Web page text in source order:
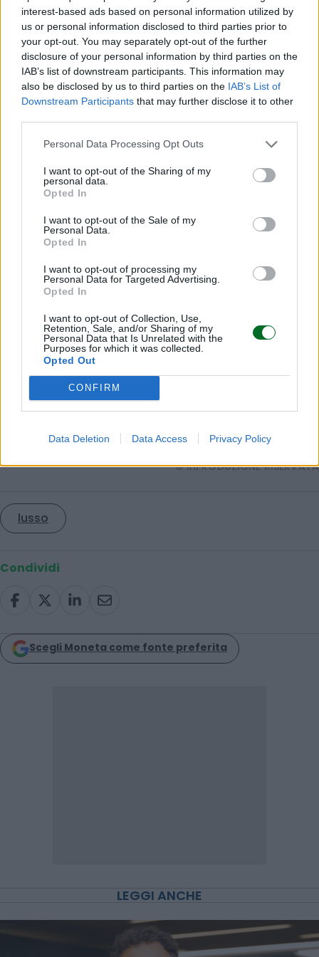
interest-based ads based on personal information utilized by
us or personal information disclosed to third parties prior to
your opt-out. You may separately opt-out of the further
disclosure of your personal information by third parties on the
IAB’s list of downstream participants. This information may
also be disclosed by us to third parties on the IAB’s List of
Downstream Participants that may further disclose it to other
Personal Data Processing Opt Outs
I want to opt-out of the Sharing of my
personal data.
Opted In
I want to opt-out of the Sale of my
Personal Data.
Opted In
I want to opt-out of processing my
Personal Data for Targeted Advertising.
Opted In
I want to opt-out of Collection, Use,
Retention, Sale, and/or Sharing of my
Personal Data that Is Unrelated with the
Purposes for which it was collected.
Opted Out
CONFIRM
Data Deletion Data Access Privacy Policy
2023, le azioni del gruppo sono cresciute di
oltre il 240% .
In particolare, Raph Lauren ha cambiato la sua
fra i consumatori sul lungo termine. Strategia che
sembra pagare. Il prezzo medio di vendita
unitario per articolo (Aur, Average Unit Retail) nel
quarto trimestre è balzato del 16%.
Leggi anche:
L’estintore made in Italy diventa un oggetto di
Armani deve ritrovare l’elegante armonia dei suoi
conti di lusso
Immobili di lusso, il Sud domina nelle case da
investimento
© RIPRODUZIONE RISERVATA
lusso
Condividi
Scegli Moneta come fonte preferita
LEGGI ANCHE